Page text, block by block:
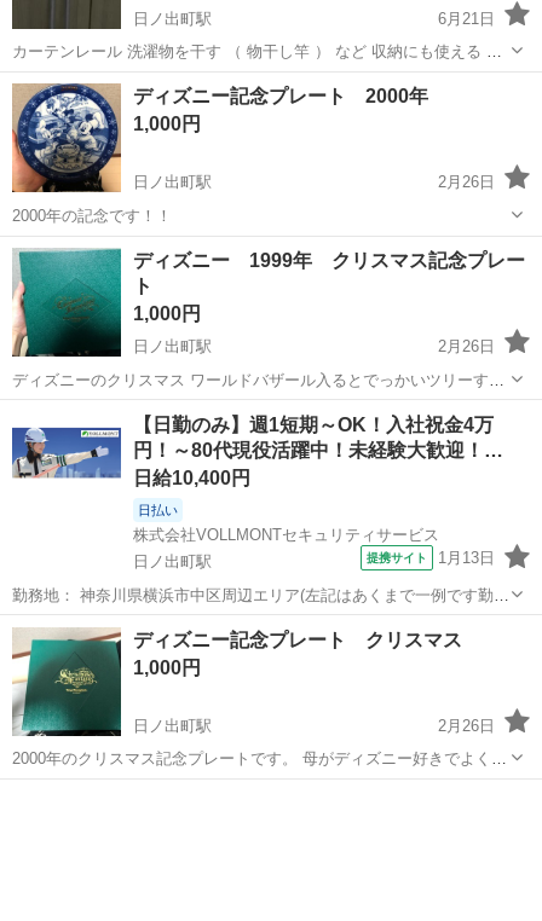
日ノ出町駅
6月21日
カーテンレール 洗濯物を干す （ 物干し竿 ） など 収納にも使える 突
っ張り棒 ブラウンは部屋に馴染みますので とても良いです。 取引場
所は、新杉田駅・京急杉田駅辺りを考えていますが、JR...
神奈川 横浜市 日ノ出町駅 洗濯用品 突っ張り棒
ディズニー記念プレート 2000年
1,000円
日ノ出町駅
2月26日
2000年の記念です！！
神奈川 横浜市 日ノ出町駅 生活雑貨
ディズニー 1999年 クリスマス記念プレー
ト
1,000円
日ノ出町駅
2月26日
ディズニーのクリスマス ワールドバザール入るとでっかいツリーすご
く好きでした。 もう家族で行くことはできませんが、素敵な思い出で
す。
日ノ出町駅 生活雑貨 ツリー
【日勤のみ】週1短期～OK！入社祝金4万
円！～80代現役活躍中！未経験大歓迎！…
日給10,400円
日払い
株式会社VOLLMONTセキュリティサービス
日ノ出町駅
提携サイト 1月13日
勤務地： 神奈川県横浜市中区周辺エリア(左記はあくまで一例です勤務
地多数あり) 日ノ出町駅 徒歩5分 ／ 桜木町駅 徒歩5分 ／ 伊勢佐木長者
町駅 徒歩5分 週勤務日時： 週1日~ 09:00〜18:00 雇用形態： ...
神奈川 横浜市 日ノ出町駅 警備員
ディズニー記念プレート クリスマス
1,000円
日ノ出町駅
2月26日
2000年のクリスマス記念プレートです。 母がディズニー好きでよく連
れて行ってもらいました。 僕はスタージェットが好きでした。